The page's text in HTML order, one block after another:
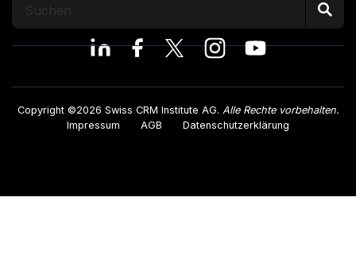
Copyright ©2026 Swiss CRM Institute AG. Alle Rechte vorbehalten.
Impressum
AGB Datenschutzerklärung